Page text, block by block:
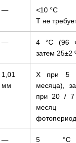
—
<10 °C
Т не
—
4 °C (96
затем 25±2
1,01
мм
Х при 5
месяца),
при 20 / 7
— 5